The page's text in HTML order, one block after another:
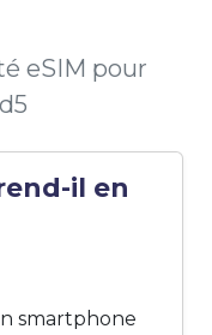
eSIM pour
il en
smartphone